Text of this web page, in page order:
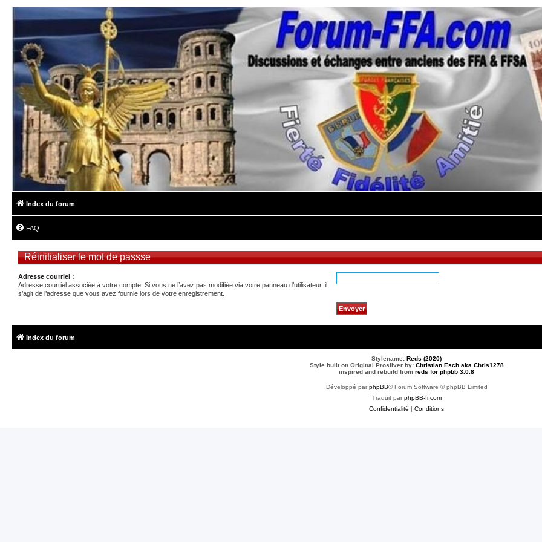
Index du forum
FAQ
Réinitialiser le mot de passse
Adresse courriel :
Adresse courriel associée à votre compte. Si vous ne l’avez pas modifiée via votre panneau d’utilisateur, il
s’agit de l’adresse que vous avez fournie lors de votre enregistrement.
Index du forum
Stylename: Reds (2020)
Style built on Original Prosilver by: Christian Esch aka Chris1278
inspired and rebuild from reds for phpbb 3.0.8
Développé parphpBB® Forum Software © phpBB Limited
Traduit parphpBB-fr.com
Confidentialité | Conditions